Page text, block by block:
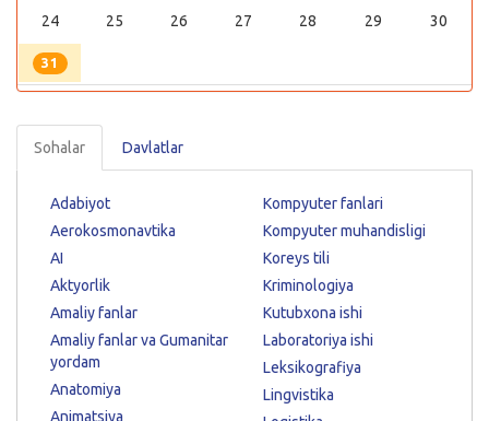
24 25 26 27 28 29 30
31
Sohalar Davlatlar
Adabiyot
Aerokosmonavtika
AI
Aktyorlik
Amaliy fanlar
Amaliy fanlar va Gumanitar
yordam
Anatomiya
Animatsiya
Kompyuter fanlari
Kompyuter muhandisligi
Koreys tili
Kriminologiya
Kutubxona ishi
Laboratoriya ishi
Leksikografiya
Lingvistika